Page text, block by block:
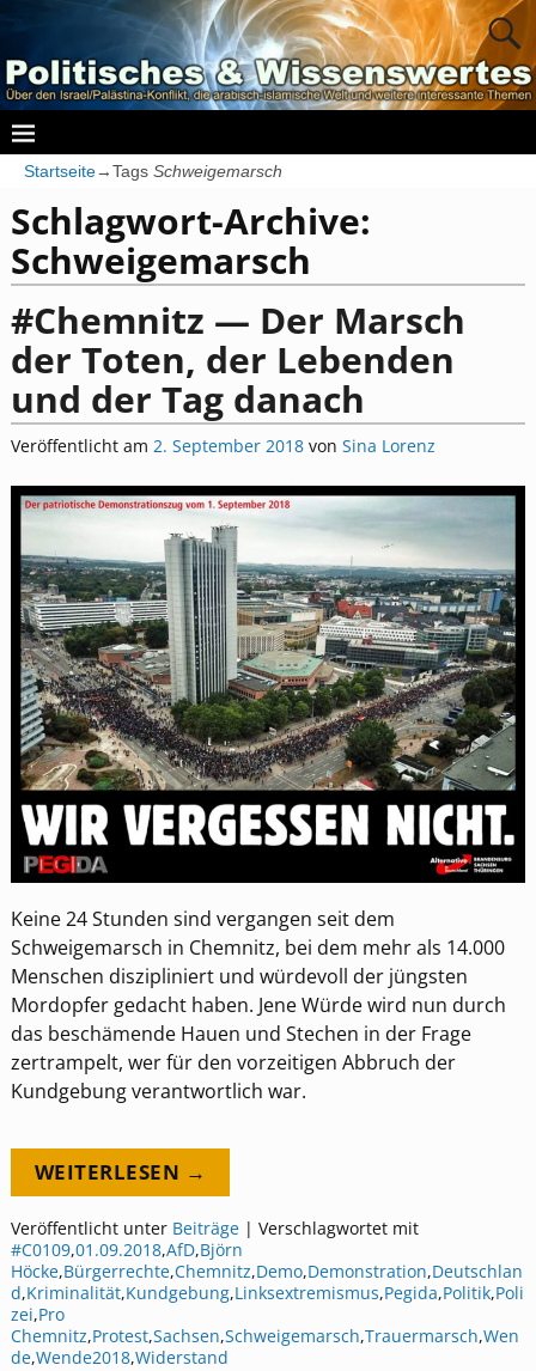
Startseite→Tags Schweigemarsch
Schlagwort-Archive:
Schweigemarsch
#Chemnitz — Der Marsch
der Toten, der Lebenden
und der Tag danach
Veröffentlicht am 2. September 2018 von Sina Lorenz
Keine 24 Stunden sind vergangen seit dem
Schweigemarsch in Chemnitz, bei dem mehr als 14.000
Menschen diszipliniert und würdevoll der jüngsten
Mordopfer gedacht haben. Jene Würde wird nun durch
das beschämende Hauen und Stechen in der Frage
zertrampelt, wer für den vorzeitigen Abbruch der
Kundgebung verantwortlich war.
WEITERLESEN →
Veröffentlicht unter Beiträge| Verschlagwortet mit
#C0109,01.09.2018,AfD,Björn
Höcke,Bürgerrechte,Chemnitz,Demo,Demonstration,Deutschlan
d,Kriminalität,Kundgebung,Linksextremismus,Pegida,Politik,Poli
zei,Pro
Chemnitz,Protest,Sachsen,Schweigemarsch,Trauermarsch,Wen
de,Wende2018,Widerstand